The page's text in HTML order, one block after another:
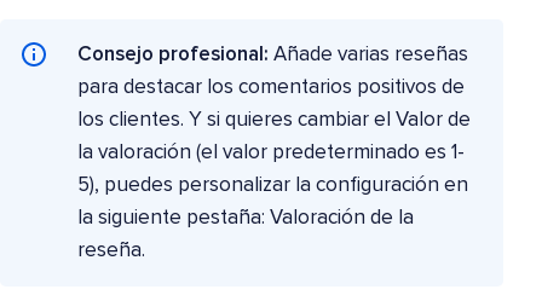
Consejo profesional: Añade varias reseñas
para destacar los comentarios positivos de
los clientes. Y si quieres cambiar el Valor de
la valoración (el valor predeterminado es 1-
5), puedes personalizar la configuración en
la siguiente pestaña: Valoración de la
reseña.